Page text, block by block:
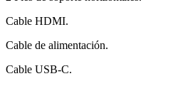
Cable HDMI.
Cable de alimentación.
Cable USB-C.